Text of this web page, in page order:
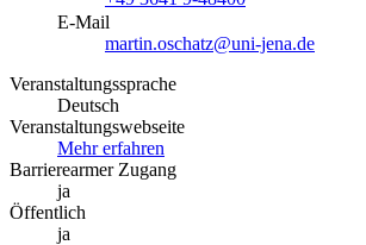
E-Mail
martin.oschatz@uni-jena.de
Veranstaltungssprache
Deutsch
Veranstaltungswebseite
Mehr erfahren
Barrierearmer Zugang
ja
Öffentlich
ja